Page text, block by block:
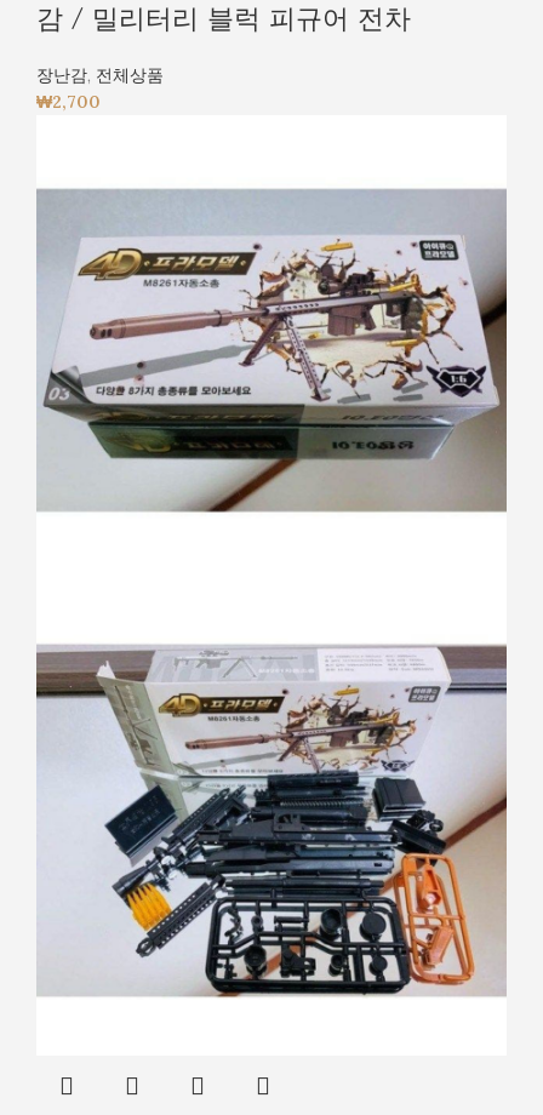
감 / 밀리터리 블럭 피규어 전차
장난감, 전체상품
₩2,700